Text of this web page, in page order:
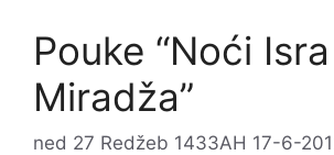
Pouke “Noći
Miradža”
ned 27 Redžeb 1433AH 17-6-